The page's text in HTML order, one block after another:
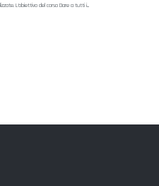
L’obiettivo del corso Dare a tutti i...